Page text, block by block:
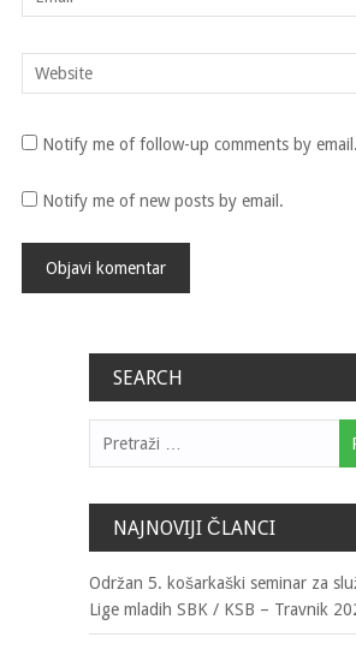
Notify me of follow-up comments by email.
Notify me of new posts by email.
SEARCH
NAJNOVIJI ČLANCI
Održan 5. košarkaški seminar za
Lige mladih SBK / KSB – Travnik